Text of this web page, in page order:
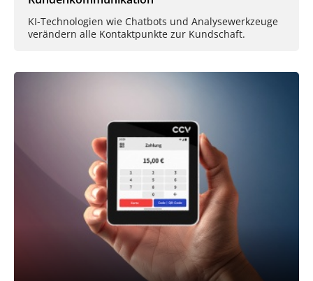
KI-Technologien wie Chatbots und Analysewerkzeuge
verändern alle Kontaktpunkte zur Kundschaft.